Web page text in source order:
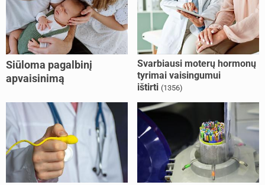
Siūloma pagalbinį
apvaisinimą
nesusituokusiems, ir
vienišoms moterims
(10)
Svarbiausi moterų hormonų
tyrimai vaisingumui
ištirti (1356)